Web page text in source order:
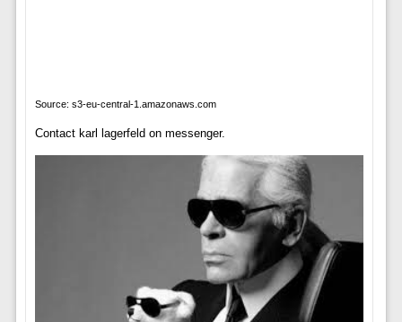
Source: s3-eu-central-1.amazonaws.com
Contact karl lagerfeld on messenger.